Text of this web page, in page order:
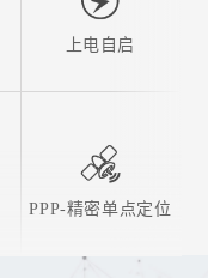
上电自启
PPP-精密单点定位